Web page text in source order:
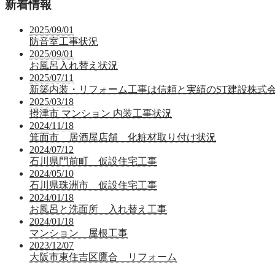
新着情報
2025/09/01
防音室工事状況
2025/09/01
お風呂入れ替え状況
2025/07/11
新築内装・リフォーム工事は信頼と実績のST建設株式
2025/03/18
摂津市 マンション 内装工事状況
2024/11/18
箕面市 居酒屋店舗 化粧材取り付け状況
2024/07/12
石川県門前町 仮設住宅工事
2024/05/10
石川県珠洲市 仮設住宅工事
2024/01/18
お風呂と洗面所 入れ替え工事
2024/01/18
マンション 屋根工事
2023/12/07
大阪市東住吉区鷹合 リフォーム